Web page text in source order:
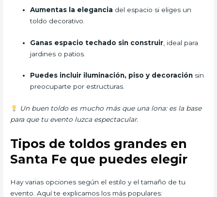
Aumentas la elegancia del espacio si eliges un
toldo decorativo.
Ganas espacio techado sin construir , ideal para
jardines o patios.
Puedes incluir iluminación, piso y decoración sin
preocuparte por estructuras.
Un buen toldo es mucho más que una lona: es la base
para que tu evento luzca espectacular.
Tipos de toldos grandes en
Santa Fe que puedes elegir
Hay varias opciones según el estilo y el tamaño de tu
evento. Aquí te explicamos los más populares: